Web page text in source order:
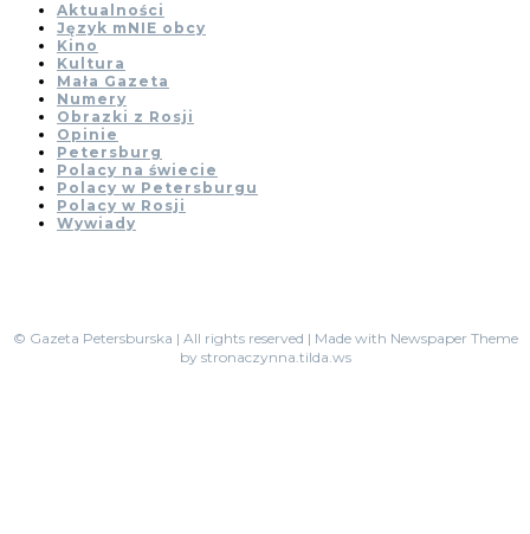
Aktualności
Język mNIE obcy
Kino
Kultura
Mała Gazeta
Numery
Obrazki z Rosji
Opinie
Petersburg
Polacy na świecie
Polacy w Petersburgu
Polacy w Rosji
Wywiady
© Gazeta Petersburska | All rights reserved | Made with Newspaper Theme
by stronaczynna.tilda.ws